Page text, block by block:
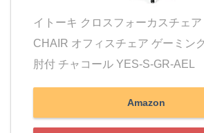
イトーキ クロスフォーカスチェ
CHAIR オフィスチェア ゲーミン
肘付 チャコール YES-S-GR-AEL
Amazon